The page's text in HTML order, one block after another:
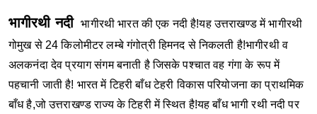
भागीरथी नदी भागीरथी भारत की एक नदी है!यह उत्तराखण्ड में भागीरथी
गोमुख से 24 किलोमीटर लम्बे गंगोत्री हिमनद से निकलती है!भागीरथी व
अलकनंदा देव प्रयाग संगम बनाती है जिसके पश्चात वह गंगा के रूप में
पहचानी जाती है! भारत में टिहरी बाँध टेहरी विकास परियोजना का प्राथमिक
बाँध है,जो उत्तराखण्ड राज्य के टिहरी में स्थित है!यह बाँध भागी रथी नदी पर